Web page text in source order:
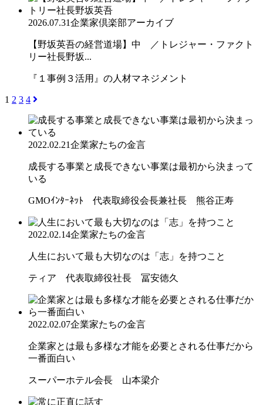
2026.07.31企業家倶楽部アーカイブ
【野坂英吾の経営道場】中 ／トレジャー・ファクト
リー社長野坂...
『１事例３活用』の人材マネジメント
1 2 3 4
2022.02.21企業家たちの金言
成長する事業と成長できない事業は最初から決まって
いる
GMOｲﾝﾀｰﾈｯﾄ 代表取締役会長兼社長 熊谷正寿
2022.02.14企業家たちの金言
人生において最も大切なのは「志」を持つこと
ティア 代表取締役社長 冨安徳久
2022.02.07企業家たちの金言
企業家とは最も多様な才能を必要とされる仕事だから
一番面白い
スーパーホテル会長 山本梁介